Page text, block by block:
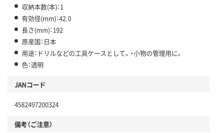
収納本数(本)：1
有効径(mm)：42.0
長さ(mm)：192
原産国：日本
用途：ドリルなどの工具ケースとして。・小物の管理用に。
色：透明
JANコード
4582497200324
備考（ご注意）